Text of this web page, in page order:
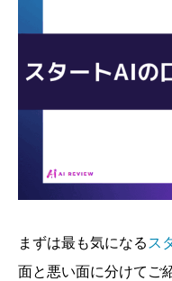
まずは最も気になる ス
面と悪い面に分けてご